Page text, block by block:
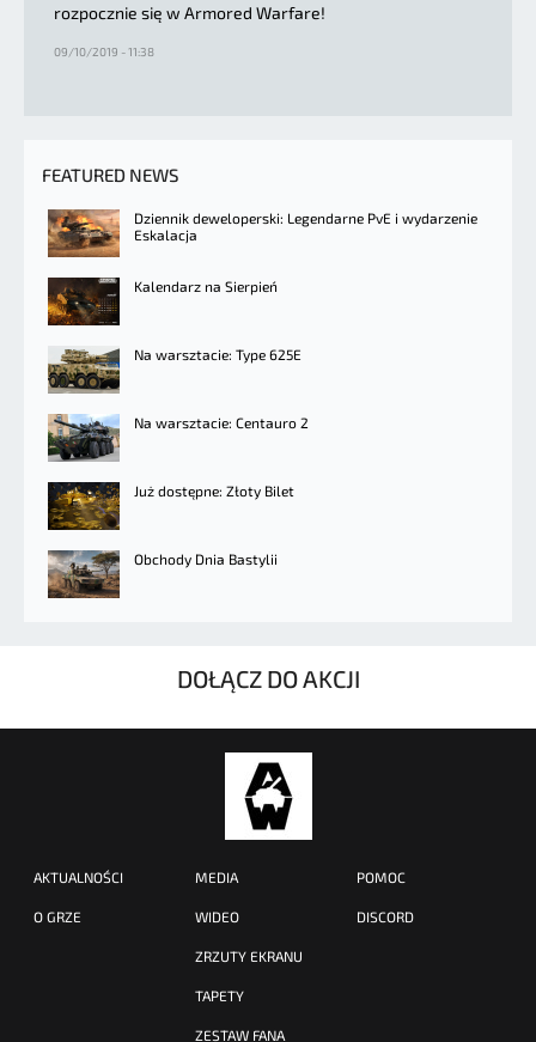
rozpocznie się w Armored Warfare!
09/10/2019 - 11:38
FEATURED NEWS
Dziennik deweloperski: Legendarne PvE i wydarzenie
Eskalacja
Kalendarz na Sierpień
Na warsztacie: Type 625E
Na warsztacie: Centauro 2
Już dostępne: Złoty Bilet
Obchody Dnia Bastylii
DOŁĄCZ DO AKCJI
AKTUALNOŚCI
O GRZE
MEDIA
WIDEO
ZRZUTY EKRANU
TAPETY
ZESTAW FANA
POMOC
DISCORD